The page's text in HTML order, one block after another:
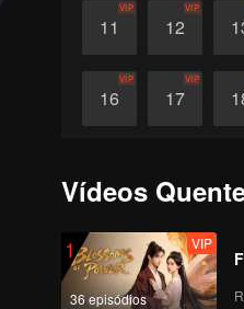
11
VIP
12
VIP
16
VIP
17
VIP
26 27
Vídeos
1
36 episódios
VIP